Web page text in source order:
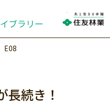
ブラリー
E08
長続き！